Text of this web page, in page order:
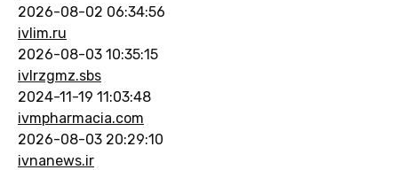
2026-08-02 06:34:56
ivlim.ru
2026-08-03 10:35:15
ivlrzgmz.sbs
2024-11-19 11:03:48
ivmpharmacia.com
2026-08-03 20:29:10
ivnanews.ir